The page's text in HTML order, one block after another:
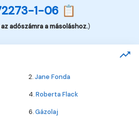
1-06 📋
adószámra a másoláshoz.)
2.Jane Fonda
4.Roberta Flack
6.Gázolaj